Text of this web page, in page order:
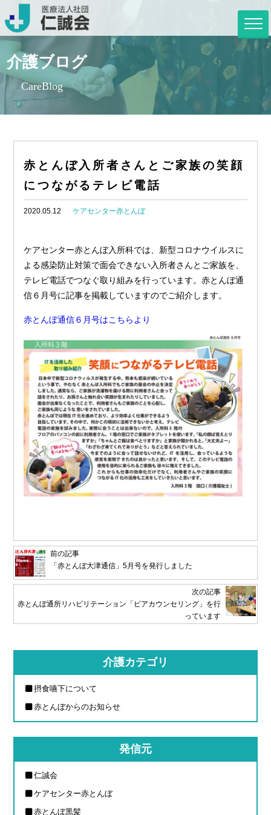
介護ブログ
CareBlog
赤とんぼ入所者さんとご家族の笑顔
につながるテレビ電話
2020.05.12 ケアセンター赤とんぼ
ケアセンター赤とんぼ入所科では、新型コロナウイルスに
よる感染防止対策で面会できない入所者さんとご家族を、
テレビ電話でつなぐ取り組みを行っています。赤とんぼ通
信６月号に記事を掲載していますのでご紹介します。
赤とんぼ通信６月号はこちらより
前の記事
「赤とんぼ大津通信」5月号を発行しました
次の記事
赤とんぼ通所リハビリテーション「ピアカウンセリング」を行
っています
介護カテゴリ
摂食嚥下について
赤とんぼからのお知らせ
発信元
仁誠会
ケアセンター赤とんぼ
赤とんぼ黒髪